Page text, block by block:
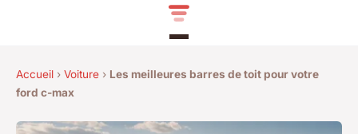
Accueil › Voiture › Les meilleures barres de toit pour votre
ford c-max